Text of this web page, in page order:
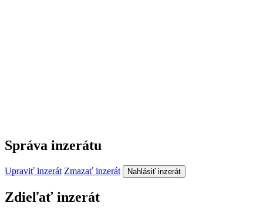
Správa inzerátu
Upraviť inzerát Zmazať inzerát Nahlásiť inzerát
Zdieľať inzerát